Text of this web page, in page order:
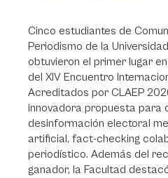
Cinco estudiantes de
Periodismo de la
obtuvieron el primer lugar
del XIV Encuentro
Acreditados por CLAEP
innovadora propuesta para
desinformación electoral
artificial, fact-checking
periodístico. Además del
ganador, la Facultad